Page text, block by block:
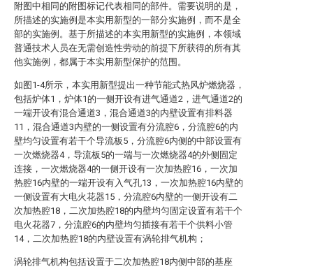
附图中相同的附图标记代表相同的部件。需要说明的是，
所描述的实施例是本实用新型的一部分实施例，而不是全
部的实施例。基于所描述的本实用新型的实施例，本领域
普通技术人员在无需创造性劳动的前提下所获得的所有其
他实施例，都属于本实用新型保护的范围。
如图1-4所示，本实用新型提出一种节能式热风炉燃烧器，
包括炉体1，炉体1的一侧开设有进气通道2，进气通道2的
一端开设有混合通道3，混合通道3的内壁设置有排料器
11，混合通道3内壁的一侧设置有分流腔6，分流腔6的内
壁均匀设置有若干个导流板5，分流腔6内侧的中部设置有
一次燃烧器4，导流板5的一端与一次燃烧器4的外侧固定
连接，一次燃烧器4的一侧开设有一次加热腔16，一次加
热腔16内壁的一端开设有入气孔13，一次加热腔16内壁的
一侧设置有大电火花器15，分流腔6内壁的一侧开设有二
次加热腔18，二次加热腔18的内壁均匀固定设置有若干个
电火花器7，分流腔6的内壁均匀插接有若干个供料小管
14，二次加热腔18的内壁设置有涡轮排气机构；
涡轮排气机构包括设置于二次加热腔18内侧中部的基座